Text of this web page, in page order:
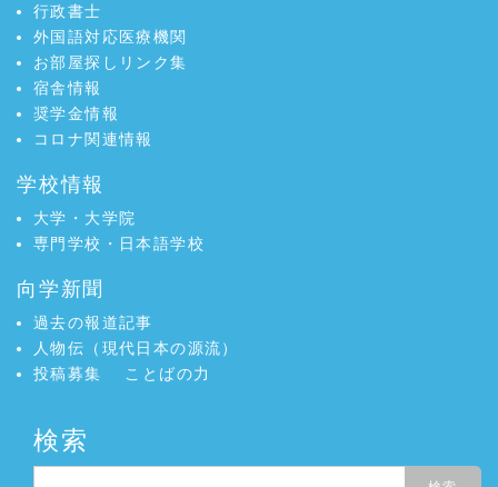
行政書士
外国語対応医療機関
お部屋探しリンク集
宿舎情報
奨学金情報
コロナ関連情報
学校情報
大学・大学院
専門学校・日本語学校
向学新聞
過去の報道記事
人物伝（現代日本の源流）
投稿募集
ことばの力
検索